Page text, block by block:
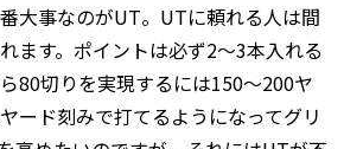
大事なのがUT。UTに頼れる人は間
ます。ポイントは必ず2～3本入れる
80切りを実現するには150～200ヤ
ード刻みで打てるようになってグリ